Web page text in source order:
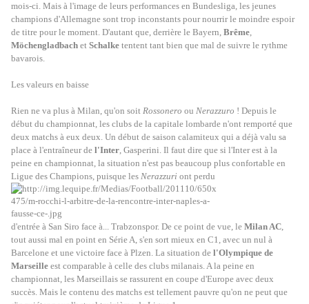
mois-ci. Mais à l'image de leurs performances en Bundesliga, les jeunes
champions d'Allemagne sont trop inconstants pour nourrir le moindre espoir
de titre pour le moment. D'autant que, derrière le Bayern, Brême,
Möchengladbach et Schalke tentent tant bien que mal de suivre le rythme
bavarois.
Les valeurs en baisse
Rien ne va plus à Milan, qu'on soit Rossonero ou Nerazzuro ! Depuis le
début du championnat, les clubs de la capitale lombarde n'ont remporté que
deux matchs à eux deux. Un début de saison calamiteux qui a déjà valu sa
place à l'entraîneur de l'Inter, Gasperini. Il faut dire que si l'Inter est à la
peine en championnat, la situation n'est pas beaucoup plus confortable en
Ligue des Champions, puisque les Nerazzuri ont perdu
d'entrée à San Siro face à... Trabzonspor. De ce point de vue, le Milan AC,
tout aussi mal en point en Série A, s'en sort mieux en C1, avec un nul à
Barcelone et une victoire face à Plzen. La situation de l'Olympique de
Marseille est comparable à celle des clubs milanais. A la peine en
championnat, les Marseillais se rassurent en coupe d'Europe avec deux
succès. Mais le contenu des matchs est tellement pauvre qu'on ne peut que